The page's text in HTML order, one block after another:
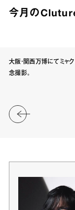
今月の
大阪・関西万博にてミャ
念撮影。